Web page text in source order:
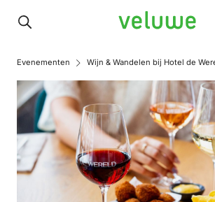
Veluwe
Evenementen Wijn & Wandelen bij Hotel de